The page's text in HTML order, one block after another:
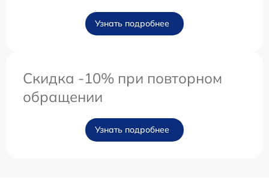
Узнать подробнее
Скидка -10% при повторном
обращении
Узнать подробнее